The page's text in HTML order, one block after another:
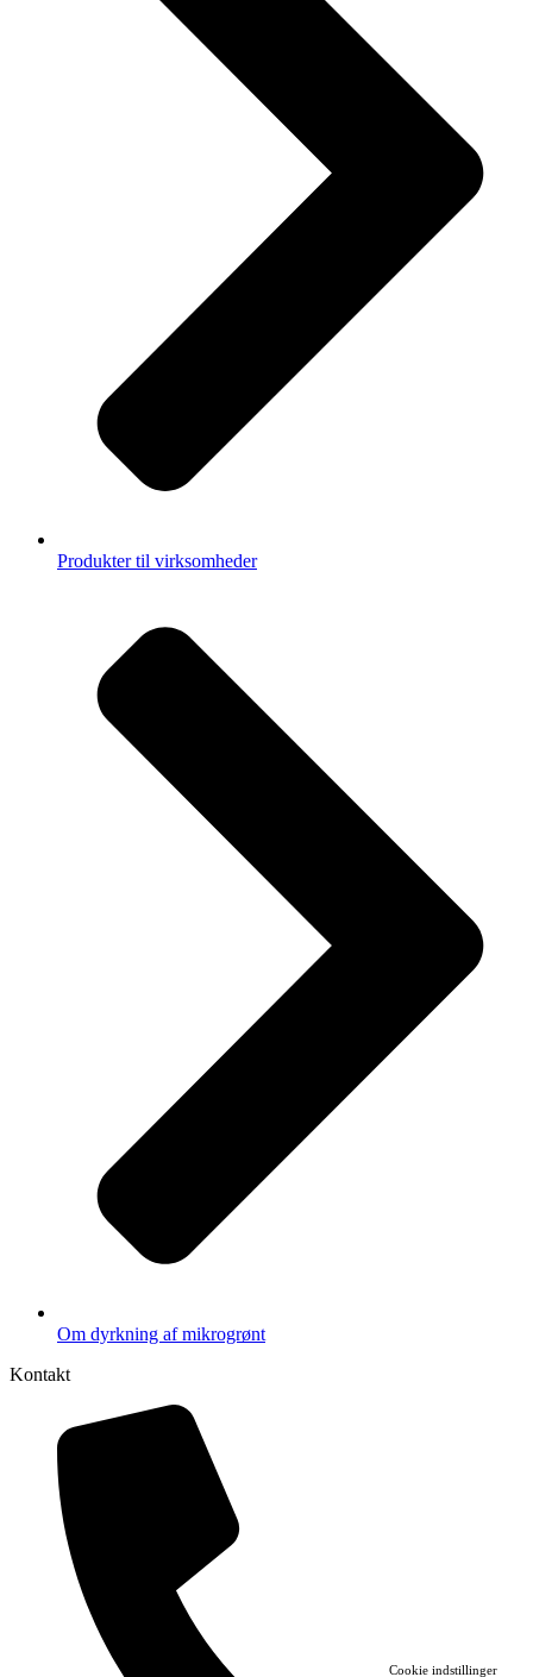
Produkter til virksomheder
Om dyrkning af mikrogrønt
Kontakt
Cookie indstillinger